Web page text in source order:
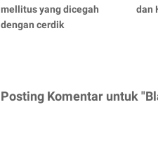
mellitus yang dicegah
dengan cerdik
dan
Posting Komentar untuk